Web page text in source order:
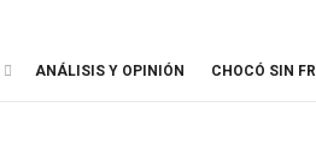
ANÁLISIS Y OPINIÓN CHOCÓ SIN